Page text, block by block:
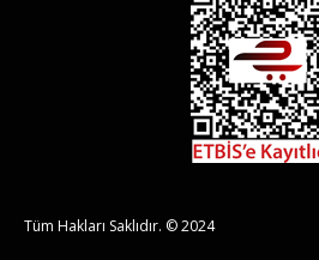
Tüm Hakları Saklıdır. © 2024